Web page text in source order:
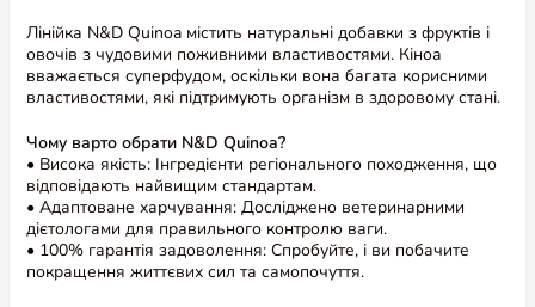
Лінійка N&D Quinoa містить натуральні добавки з фруктів і
овочів з чудовими поживними властивостями. Кіноа
вважається суперфудом, оскільки вона багата корисними
властивостями, які підтримують організм в здоровому стані.
Чому варто обрати N&D Quinoa?
• Висока якість: Інгредієнти регіонального походження, що
відповідають найвищим стандартам.
• Адаптоване харчування: Досліджено ветеринарними
дієтологами для правильного контролю ваги.
• 100% гарантія задоволення: Спробуйте, і ви побачите
покращення життєвих сил та самопочуття.
Відгуки та питання
Відгуки (0) Питання (0)
Залишити перший відгук